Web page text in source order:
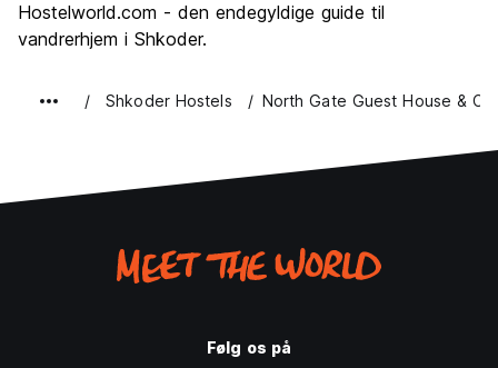
Hostelworld.com - den endegyldige guide til
vandrerhjem i Shkoder.
Shkoder Hostels North Gate Guest House &
Følg os på